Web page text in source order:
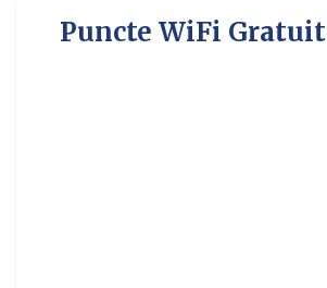
Puncte WiFi Gratuit